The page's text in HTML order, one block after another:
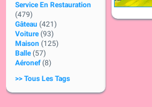
Service En Restauration
(479)
Gâteau (421)
Voiture (93)
Maison (125)
Balle (57)
Aéronef (8)
>> Tous Les Tags